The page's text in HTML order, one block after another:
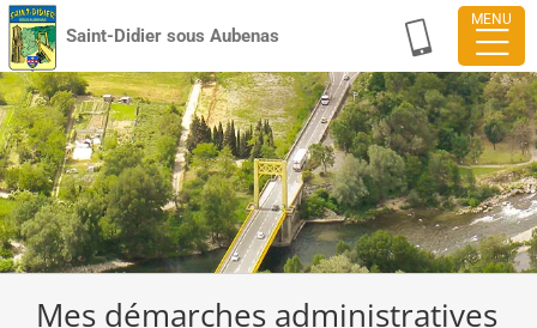
Passer
au
contenu
Saint-Didier sous Aubenas
Mes démarches administratives